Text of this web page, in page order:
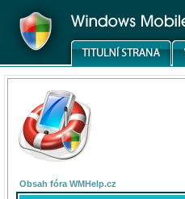
Obsah fóra WMHelp.cz